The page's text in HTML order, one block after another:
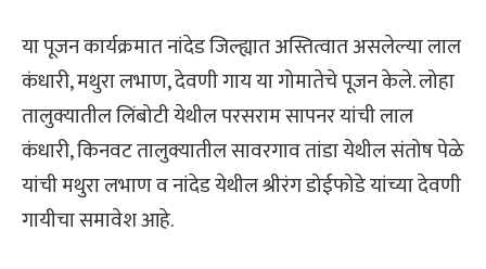
या पूजन कार्यक्रमात नांदेड जिल्ह्यात अस्तित्वात असलेल्या लाल
कंधारी, मथुरा लभाण, देवणी गाय या गोमातेचे पूजन केले. लोहा
तालुक्यातील लिंबोटी येथील परसराम सापनर यांची लाल
कंधारी, किनवट तालुक्यातील सावरगाव तांडा येथील संतोष पेळे
यांची मथुरा लभाण व नांदेड येथील श्रीरंग डोईफोडे यांच्या देवणी
गायीचा समावेश आहे.